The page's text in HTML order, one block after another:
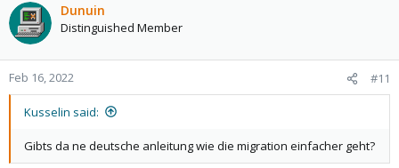
Dunuin
Distinguished Member
Feb 16, 2022 #11
Kusselin said:
Gibts da ne deutsche anleitung wie die migration einfacher geht?